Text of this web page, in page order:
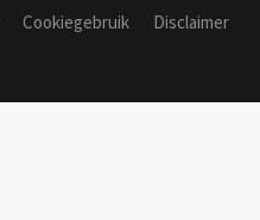
Cookiegebruik
Disclaimer